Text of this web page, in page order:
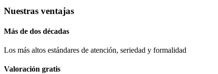
Nuestras ventajas
Más de dos décadas
Los más altos estándares de atención, seriedad y formalidad​
Valoración gratis